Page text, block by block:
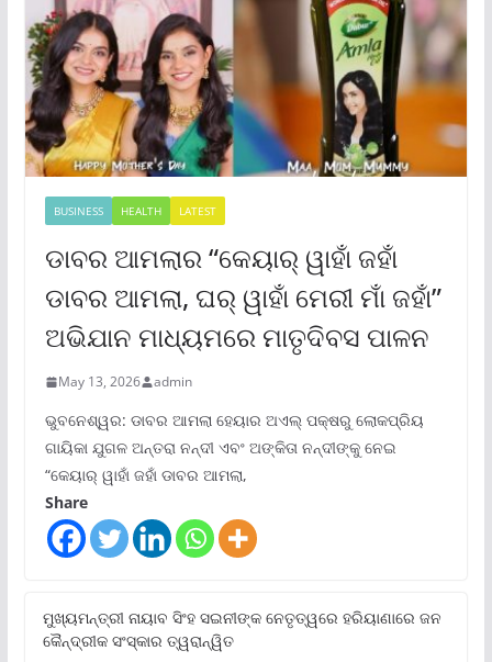
BUSINESS HEALTH LATEST
ଡାବର ଆମଲାର “କେୟାର୍ ୱାହାଁ ଜହାଁ
ଡାବର ଆମଲା, ଘର୍ ୱାହାଁ ମେରୀ ମାଁ ଜହାଁ”
ଅଭିଯାନ ମାଧ୍ୟମରେ ମାତୃଦିବସ ପାଳନ
May 13, 2026 admin
ଭୁବନେଶ୍ୱର: ଡାବର ଆମଲା ହେୟାର ଅଏଲ୍ ପକ୍ଷରୁ ଲୋକପ୍ରିୟ
ଗାୟିକା ଯୁଗଳ ଅନ୍ତରା ନନ୍ଦୀ ଏବଂ ଅଙ୍କିତା ନନ୍ଦୀଙ୍କୁ ନେଇ
“କେୟାର୍ ୱାହାଁ ଜହାଁ ଡାବର ଆମଲା,
Share
ମୁଖ୍ୟମନ୍ତ୍ରୀ ନାୟାବ ସିଂହ ସଇନୀଙ୍କ ନେତୃତ୍ୱରେ ହରିୟାଣାରେ ଜନ
କୈନ୍ଦ୍ରୀକ ସଂସ୍କାର ତ୍ୱରାନ୍ୱିତ